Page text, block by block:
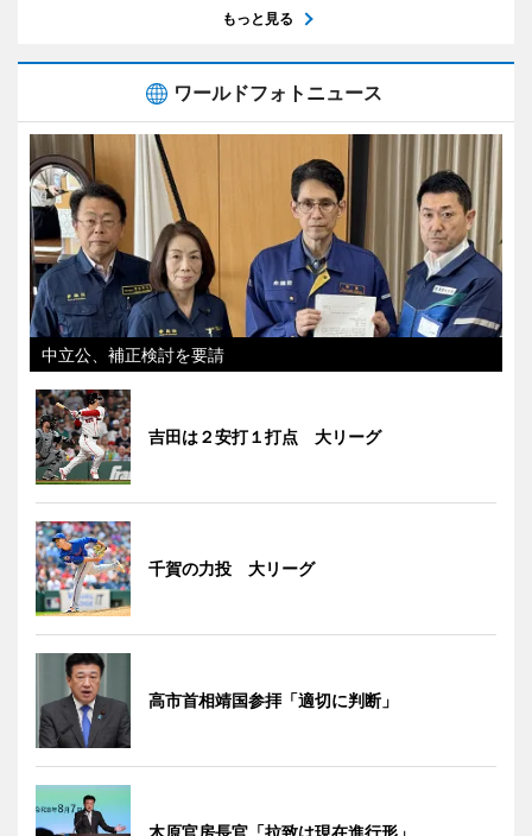
もっと見る
ワールドフォトニュース
中立公、補正検討を要請
吉田は２安打１打点 大リーグ
千賀の力投 大リーグ
高市首相靖国参拝「適切に判断」